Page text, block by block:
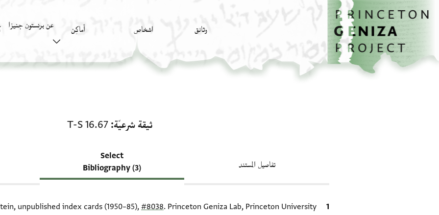
تخطي إلى المحتوى الرئيسي
الصفحة الرئيسية
وثائق اشخاص أَماكِن عن برنستون جنيزا
ثيقة شرعيّة T-S 16.67
تفاصيل المستند
Select
Bibliography (3)
الاقتباس المرجعي unpublished index cards (1950–85), #8038. Princeton Geniza Lab, Princeton University.